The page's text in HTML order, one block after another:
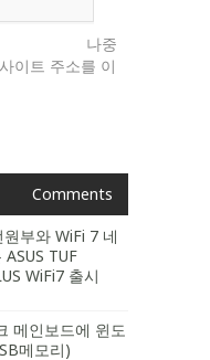
나중
이트 주소를 이
Comments
부와 WiFi 7 네
TUF
WiFi7 출시
메인보드에 윈도
메모리)